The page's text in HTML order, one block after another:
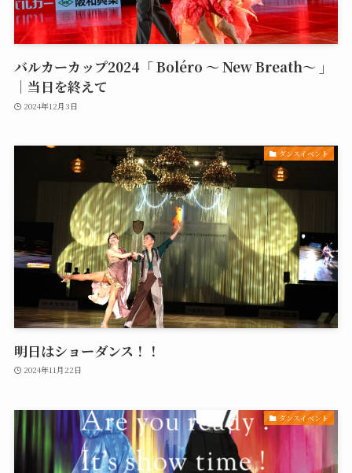
バルカーカップ2024「 Boléro ～ New Breath～ 」
｜当日を終えて
2024年12月3日
ダンスイベント
明日はショーダンス！！
2024年11月22日
ダンスイベント